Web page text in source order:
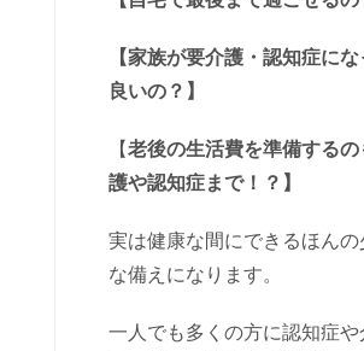
【家族が要介護・認知症に
良いの？】
【老後の生活費を準備する
護や認知症まで！？】
実は健康な間にできるほん
な備えになります。
一人でも多くの方に認知症